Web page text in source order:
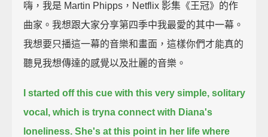
嗨，我是 Martin Phipps，Netflix 影集《王冠》的作
曲家。我想跟大家分享第四季中我最愛的其中一幕。
我想要只播這一幕的音樂和畫面，這樣你們才能真的
聽見我想傳達的感覺以及壯麗的音樂。
I started off this cue with this very simple, solitary
vocal, which is tryna connect with Diana's
loneliness. She's at this point in her life where